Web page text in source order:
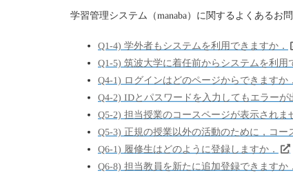
学習管理システム（manaba）に関するよくあるお
Q1-4) 学外者もシステムを利用できますか．
Q1-5) 筑波大学に着任前からシステムを利用
Q4-1) ログインはどのページからできますか．
Q4-2) IDとパスワードを入力してもエラーが
Q5-2) 担当授業のコースページが表示されま
Q5-3) 正規の授業以外の活動のために，コー
Q6-1) 履修生はどのように登録しますか．
Q6-8) 担当教員を新たに追加登録できますか．